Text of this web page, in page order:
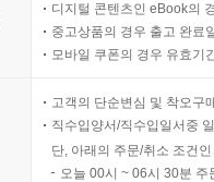
디지털 콘텐츠인 eBook의
중고상품의 경우 출고 완료
모바일 쿠폰의 경우 유효기
고객의 단순변심 및 착오구
직수입양서/직수입일서중
단, 아래의 주문/취소 조건
오늘 00시 ~ 06시 30분